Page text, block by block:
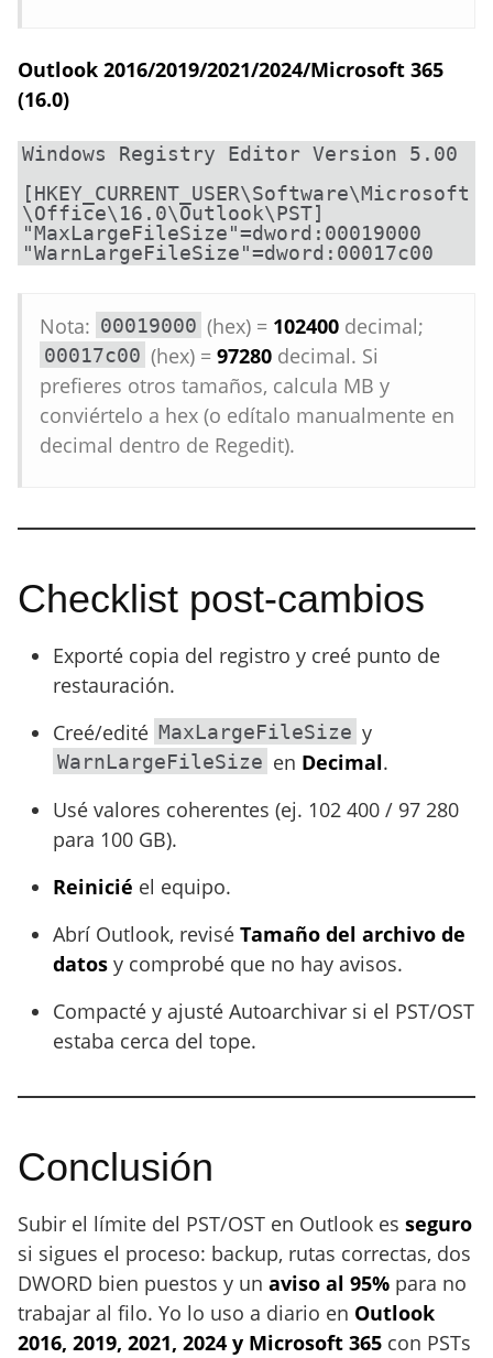
Outlook 2016/2019/2021/2024/Microsoft 365
(16.0)
Windows Registry Editor Version 5.00
[HKEY_CURRENT_USER\Software\Microsoft
\Office\16.0\Outlook\PST]
"MaxLargeFileSize"=dword:00019000
Nota: 00019000 (hex) = 102400 decimal;
00017c00 (hex) = 97280 decimal. Si
prefieres otros tamaños, calcula MB y
conviértelo a hex (o edítalo manualmente en
decimal dentro de Regedit).
Checklist post-cambios
Exporté copia del registro y creé punto de
restauración.
Creé/edité MaxLargeFileSize y
WarnLargeFileSize en Decimal.
Usé valores coherentes (ej. 102 400 / 97 280
para 100 GB).
Reinicié el equipo.
Abrí Outlook, revisé Tamaño del archivo de
datos y comprobé que no hay avisos.
Compacté y ajusté Autoarchivar si el PST/OST
estaba cerca del tope.
Conclusión
Subir el límite del PST/OST en Outlook es seguro
si sigues el proceso: backup, rutas correctas, dos
DWORD bien puestos y un aviso al 95% para no
trabajar al filo. Yo lo uso a diario en Outlook
2016, 2019, 2021, 2024 y Microsoft 365 con PSTs